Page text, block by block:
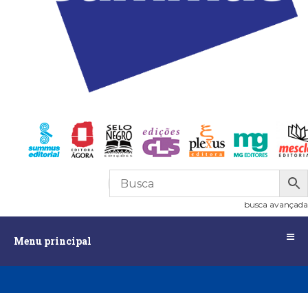
R$0,00
busca avançada
Menu principal
principalAssuntos